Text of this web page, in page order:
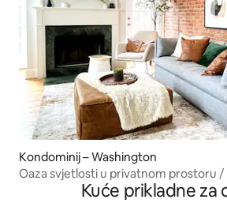
Kondominij – Washington
Oaza svjetlosti u privatnom prostoru /
američkog KongresaKuće prikladne za